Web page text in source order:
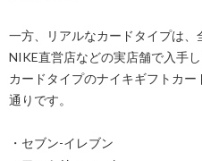
一方、リアルなカードタイプは
NIKE直営店などの実店舗で入手し
カードタイプのナイキギフトカ
通りです。
・セブン-イレブン